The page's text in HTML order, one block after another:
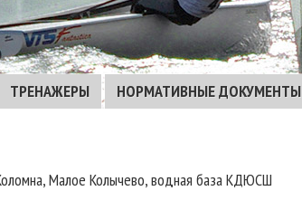
ТРЕНАЖЕРЫ НОРМАТИВНЫЕ ДОКУМЕНТЫ
Малое Колычево, водная база КДЮСШ